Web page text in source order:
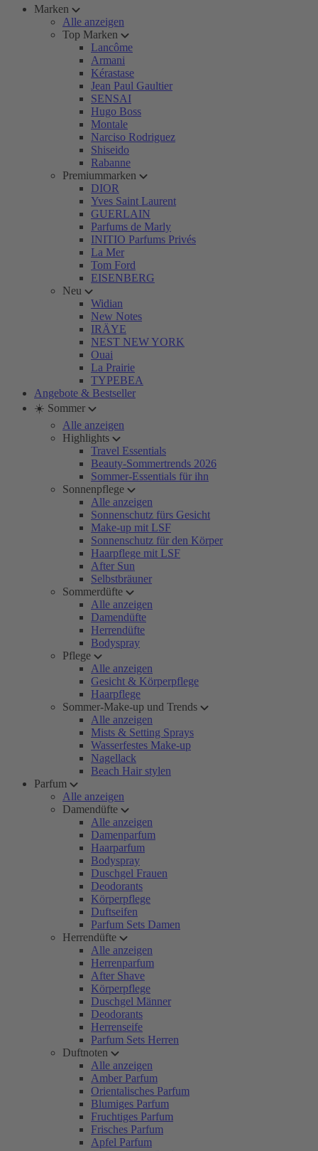
Marken
Alle anzeigen
Top Marken
Lancôme
Armani
Kérastase
Jean Paul Gaultier
SENSAI
Hugo Boss
Montale
Narciso Rodriguez
Shiseido
Rabanne
Premiummarken
DIOR
Yves Saint Laurent
GUERLAIN
Parfums de Marly
INITIO Parfums Privés
La Mer
Tom Ford
EISENBERG
Neu
Widian
New Notes
IRÄYE
NEST NEW YORK
Ouai
La Prairie
TYPEBEA
Angebote & Bestseller
☀️ Sommer
Alle anzeigen
Highlights
Travel Essentials
Beauty-Sommertrends 2026
Sommer-Essentials für ihn
Sonnenpflege
Alle anzeigen
Sonnenschutz fürs Gesicht
Make-up mit LSF
Sonnenschutz für den Körper
Haarpflege mit LSF
After Sun
Selbstbräuner
Sommerdüfte
Alle anzeigen
Damendüfte
Herrendüfte
Bodyspray
Pflege
Alle anzeigen
Gesicht & Körperpflege
Haarpflege
Sommer-Make-up und Trends
Alle anzeigen
Mists & Setting Sprays
Wasserfestes Make-up
Nagellack
Beach Hair stylen
Parfum
Alle anzeigen
Damendüfte
Alle anzeigen
Damenparfum
Haarparfum
Bodyspray
Duschgel Frauen
Deodorants
Körperpflege
Duftseifen
Parfum Sets Damen
Herrendüfte
Alle anzeigen
Herrenparfum
After Shave
Körperpflege
Duschgel Männer
Deodorants
Herrenseife
Parfum Sets Herren
Duftnoten
Alle anzeigen
Amber Parfum
Orientalisches Parfum
Blumiges Parfum
Fruchtiges Parfum
Frisches Parfum
Apfel Parfum